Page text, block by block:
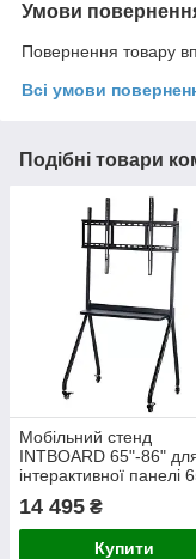
Умови
Повернення товару
Всі умови
Подібні товари
Мобільний стенд
INTBOARD 65"-86"
інтерактивної панелі
14 495 ₴
Купити